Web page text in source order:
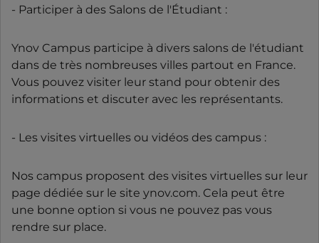
- Participer à des Salons de l'Étudiant :
Ynov Campus participe à divers salons de l'étudiant
dans de très nombreuses villes partout en France.
Vous pouvez visiter leur stand pour obtenir des
informations et discuter avec les représentants.
- Les visites virtuelles ou vidéos des campus :
Nos campus proposent des visites virtuelles sur leur
page dédiée sur le site ynov.com. Cela peut être
une bonne option si vous ne pouvez pas vous
rendre sur place.